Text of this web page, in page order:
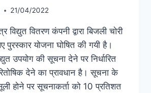
21/04/2022
विद्युत वितरण कंपनी द्वारा बिजली चोरी
पुरस्कार योजना घोषित की गयी है।
उपयोग की सूचना देने पर निर्धारित
देने का प्रावधान है। सूचना के
होने पर सूचनाकर्ता को 10 प्रतिशत